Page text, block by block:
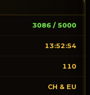
3086 / 5000
13:52:54
110
CH & EU